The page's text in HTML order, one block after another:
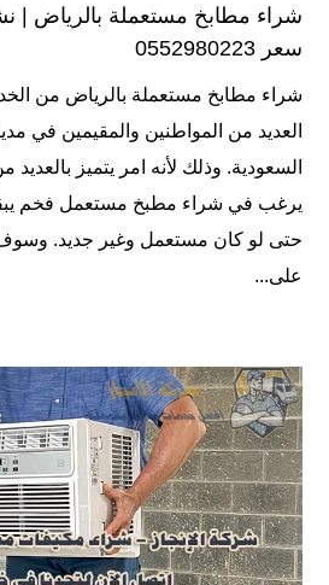
شراء مطابخ مستعملة بالرياض |
سعر 0552980223
شراء مطابخ مستعملة بالرياض من
العديد من المواطنين والمقيمين في
السعودية. وذلك لأنه امر يتميز
يرغب في شراء مطبخ مستعمل فخم
حتى لو كان مستعمل وغير جديد.
على...